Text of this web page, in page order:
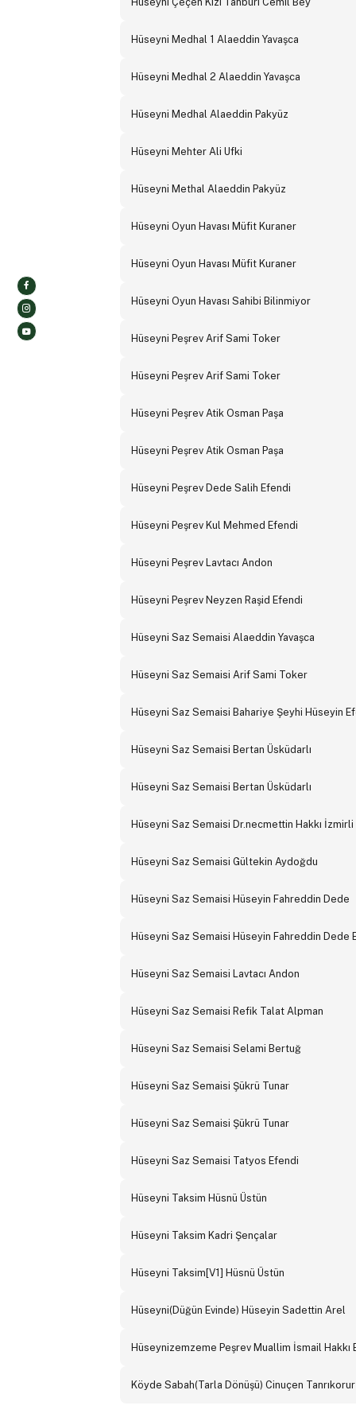
Hüseyni Medhal 1 Alaeddin Yavaşca
Hüseyni Medhal 2 Alaeddin Yavaşca
Hüseyni Medhal Alaeddin Pakyüz
Hüseyni Mehter Ali Ufki
Hüseyni Methal Alaeddin Pakyüz
Hüseyni Oyun Havası Müfit Kuraner
Hüseyni Oyun Havası Müfit Kuraner
Hüseyni Oyun Havası Sahibi Bilinmiyor
Hüseyni Peşrev Arif Sami Toker
Hüseyni Peşrev Arif Sami Toker
Hüseyni Peşrev Atik Osman Paşa
Hüseyni Peşrev Atik Osman Paşa
Hüseyni Peşrev Dede Salih Efendi
Hüseyni Peşrev Kul Mehmed Efendi
Hüseyni Peşrev Lavtacı Andon
Hüseyni Peşrev Neyzen Raşid Efendi
Hüseyni Saz Semaisi Alaeddin Yavaşca
Hüseyni Saz Semaisi Arif Sami Toker
Hüseyni Saz Semaisi Bahariye Şeyhi Hüseyin
Hüseyni Saz Semaisi Bertan Üsküdarlı
Hüseyni Saz Semaisi Bertan Üsküdarlı
Hüseyni Saz Semaisi Dr.necmettin Hakkı İzmirli
Hüseyni Saz Semaisi Gültekin Aydoğdu
Hüseyni Saz Semaisi Hüseyin Fahreddin Dede
Hüseyni Saz Semaisi Hüseyin Fahreddin Dede
Hüseyni Saz Semaisi Lavtacı Andon
Hüseyni Saz Semaisi Refik Talat Alpman
Hüseyni Saz Semaisi Selami Bertuğ
Hüseyni Saz Semaisi Şükrü Tunar
Hüseyni Saz Semaisi Şükrü Tunar
Hüseyni Saz Semaisi Tatyos Efendi
Hüseyni Taksim Hüsnü Üstün
Hüseyni Taksim Kadri Şençalar
Hüseyni Taksim[V1] Hüsnü Üstün
Hüseyni(Düğün Evinde) Hüseyin Sadettin Arel
Hüseynizemzeme Peşrev Muallim İsmail Hakkı
Köyde Sabah(Tarla Dönüşü) Cinuçen Tanrıkorur